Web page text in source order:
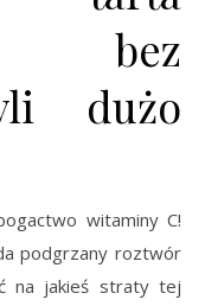
bez
dużo
witaminy C!
podgrzany roztwór
na jakieś straty tej